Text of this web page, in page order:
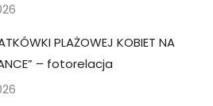
PLAŻOWEJ KOBIET NA
– fotorelacja